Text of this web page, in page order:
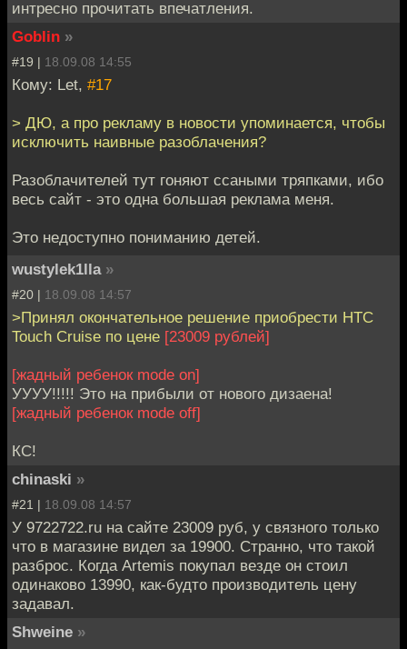
интресно прочитать впечатления.
Goblin »
#19 | 18.09.08 14:55
Кому: Let, #17
> ДЮ, а про рекламу в новости упоминается, чтобы
исключить наивные разоблачения?
Разоблачителей тут гоняют ссаными тряпками, ибо
весь сайт - это одна большая реклама меня.
Это недоступно пониманию детей.
wustylek1lla »
#20 | 18.09.08 14:57
>Принял окончательное решение приобрести HTC
Touch Cruise по цене [23009 рублей]
[жадный ребенок mode on]
УУУУ!!!!! Это на прибыли от нового дизаена!
[жадный ребенок mode off]
КС!
chinaski »
#21 | 18.09.08 14:57
У 9722722.ru на сайте 23009 руб, у связного только
что в магазине видел за 19900. Странно, что такой
разброс. Когда Artemis покупал везде он стоил
одинаково 13990, как-будто производитель цену
задавал.
Shweine »